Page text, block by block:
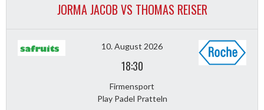
JORMA JACOB VS THOMAS REISER
10. August 2026
18:30
Firmensport
Play Padel Pratteln